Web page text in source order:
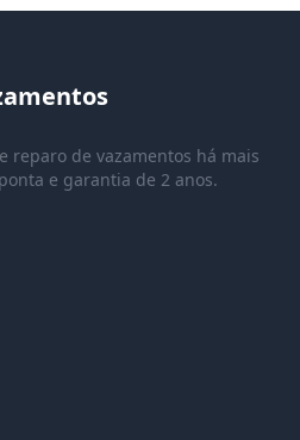
reparo de vazamentos há mais
e garantia de 2 anos.